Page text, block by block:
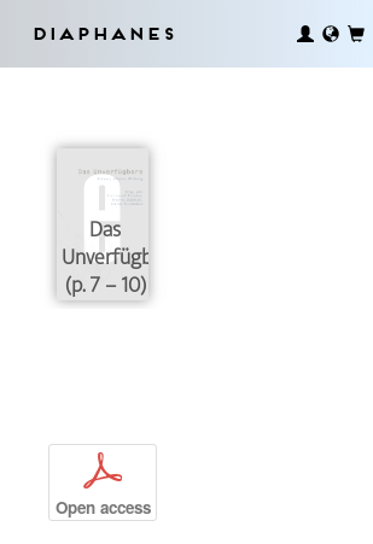
Diaphanes
Das
Unverfügbare
(p. 7 – 10)
p
Open access